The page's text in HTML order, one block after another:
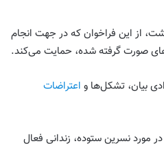
از این فراخوان که در جهت انجام
صورت گرفته شده، حمایت می‌کند.
بیان، تشکل‌ها و اعتراضات
مورد نسرین ستوده، زندانی فعال